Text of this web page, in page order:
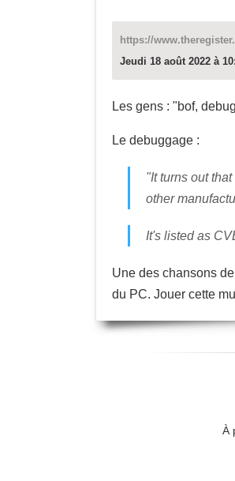
https://
Jeudi 18 août 2022 à
Les gens : "bof,
Le debuggage :
"It turns out
other
It's listed as
Une des chansons
du PC. Jouer cette
À